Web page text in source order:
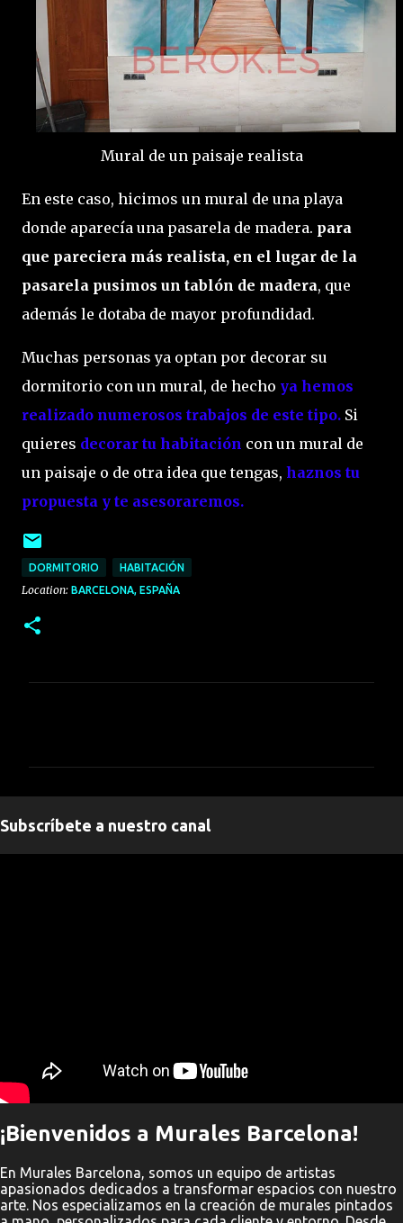
Mural de un paisaje realista
En este caso, hicimos un mural de una playa
donde aparecía una pasarela de madera. para
que pareciera más realista, en el lugar de la
pasarela pusimos un tablón de madera, que
además le dotaba de mayor profundidad.
Muchas personas ya optan por decorar su
dormitorio con un mural, de hecho ya hemos
realizado numerosos trabajos de este tipo. Si
quieres decorar tu habitación con un mural de
un paisaje o de otra idea que tengas, haznos tu
propuesta y te asesoraremos.
DORMITORIO HABITACIÓN
Location: BARCELONA, ESPAÑA
t
Subscríbete a nuestro canal
¡Bienvenidos a Murales Barcelona!
En Murales Barcelona, somos un equipo de artistas
apasionados dedicados a transformar espacios con nuestro
arte. Nos especializamos en la creación de murales pintados